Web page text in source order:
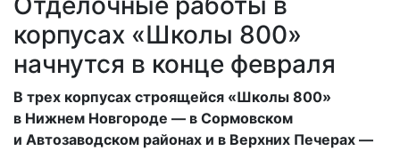
корпусах «Школы 800»
начнутся в конце февраля
В трех корпусах строящейся «Школы 800»
в Нижнем Новгороде — в Сормовском
и Автозаводском районах и в Верхних Печерах —